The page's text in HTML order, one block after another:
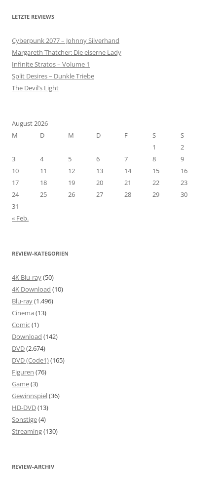
LETZTE REVIEWS
Cyberpunk 2077 – Johnny Silverhand
Margareth Thatcher: Die eiserne Lady
Infinite Stratos – Volume 1
Split Desires – Dunkle Triebe
The Devil’s Light
August 2026
M
D M D F S
S
1
2
3
4 5 6 7 8
9
10
11 12 13 14 15
16
17
18 19 20 21 22
23
24
25 26 27 28 29
30
31
« Feb.
REVIEW-KATEGORIEN
4K Blu-ray(50)
4K Download (10)
Blu-ray(1.496)
Cinema (13)
Comic(1)
Download (142)
DVD(2.674)
DVD (Code1)(165)
Figuren (76)
Game(3)
Gewinnspiel(36)
HD-DVD(13)
Sonstige(4)
Streaming(130)
REVIEW-ARCHIV